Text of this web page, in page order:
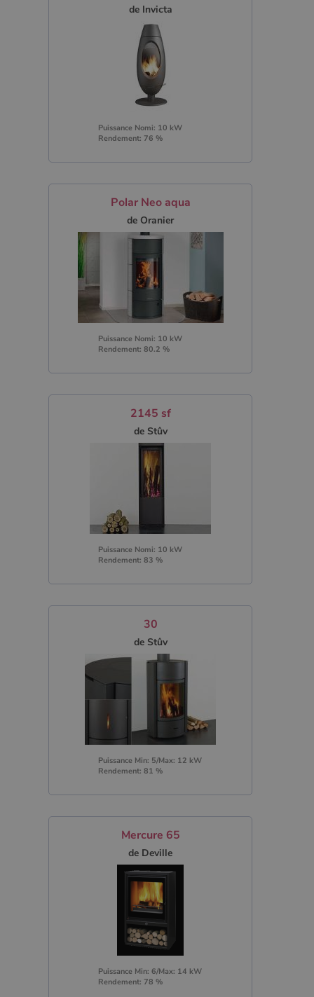
de Invicta
Puissance Nomi: 10 kW
Rendement: 76 %
Polar Neo aqua
de Oranier
Puissance Nomi: 10 kW
Rendement: 80.2 %
2145 sf
de Stûv
Puissance Nomi: 10 kW
Rendement: 83 %
30
de Stûv
Puissance Min: 5/Max: 12 kW
Rendement: 81 %
Mercure 65
de Deville
Puissance Min: 6/Max: 14 kW
Rendement: 78 %